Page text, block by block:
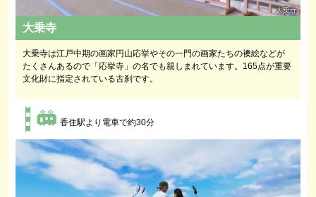
大乗寺
大乗寺
大乗寺は江戸中期の画家円山応挙やその一門の画家たちの襖絵などが
たくさんあるので「応挙寺」の名でも親しまれています。165点が重要
文化財に指定されている古刹です。
香住駅より電車で約30分